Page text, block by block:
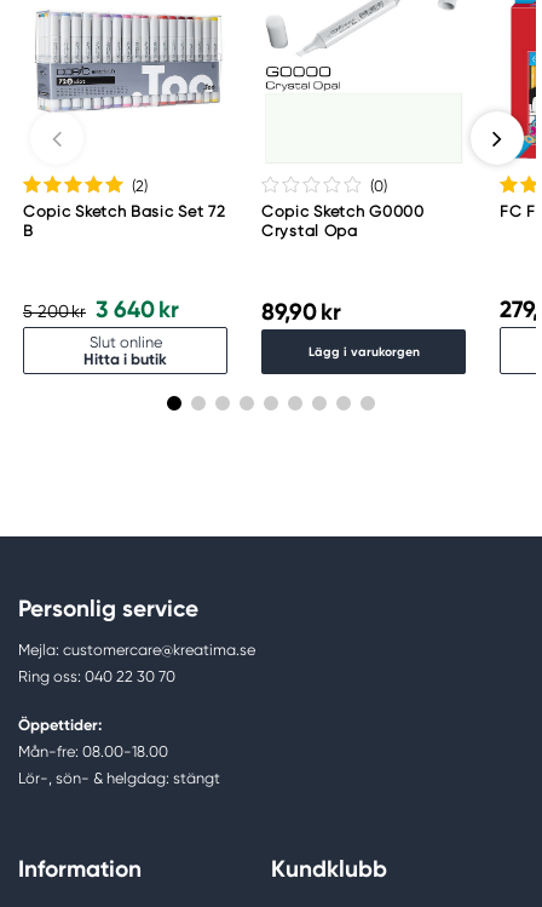
Copic
Too Marker Products Inc.
Meguro Higashiyama Bldg., 1-4-4 Higashiyama,
Meguro-ku
www.toomarker.co.jp
(2)
Copic Sketch Basic Set 72
B
5 200 kr 3 640 kr
Slut online
Hitta i butik
(0)
Copic Sketch G0000
Crystal Opa
89,90 kr
Lägg i varukorgen
FC
Personlig service
Mejla: customercare@kreatima.se
Ring oss: 040 22 30 70
Öppettider:
Mån-fre: 08.00-18.00
Lör-, sön- & helgdag: stängt
Information Kundklubb